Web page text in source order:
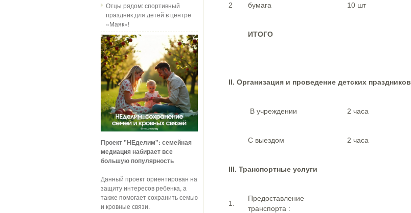
Отцы рядом: спортивный
праздник для детей в центре
«Маяк»!
Проект "НЕделим": семейная
медиация набирает все
большую популярность
Данный проект ориентирован на
защиту интересов ребенка, а
также помогает сохранить семью
и кровные связи.
2 бумага 10 шт
ИТОГО
II. Организация и проведение детских праздников
В учреждении 2 часа
С выездом 2 часа
III. Транспортные услуги
1.
Предоставление
транспорта :